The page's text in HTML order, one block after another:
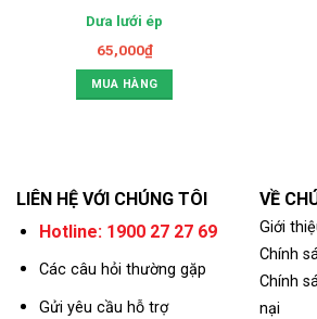
Dưa lưới ép
65,000₫
MUA HÀNG
LIÊN HỆ VỚI CHÚNG TÔI
Hotline: 1900 27 27 69
Các câu hỏi thường gặp
Gửi yêu cầu hỗ trợ
VỀ
Giới
Chính
Chính
nại